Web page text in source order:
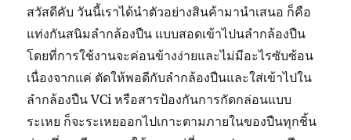
สวัสดีคับ วันนี้เราได้นำตัวอย่างสินค้ามานำเสนอ ก็คือ
แท่งกันสนิมลำกล้องปืน แบบสอดเข้าไปนลำกล้องปืน
โดยที่การใช้งานจะค่อนข้างง่ายและไม่มีอะไรซับซ้อน
เนื่องจากแค่ ตัดให้พอดีกับลำกล้องปืนและใส่เข้าไปใน
ลำกล้องปืน VCi หรือสารป้องกันการกัดกล่อนแบบ
ระเหย ก็จะระเหยออกไปเกาะตามภายในของปืนทุกชิ้น